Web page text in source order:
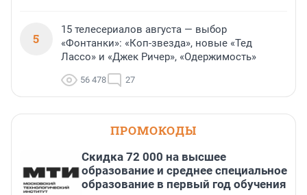
5
15 телесериалов августа — выбор
«Фонтанки»: «Коп-звезда», новые «Тед
Лассо» и «Джек Ричер», «Одержимость»
56 478 27
ПРОМОКОДЫ
Скидка 72 000 на высшее
образование и среднее специальное
образование в первый год обучения